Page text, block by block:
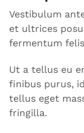
Vestibulum
et ultrices
fermentum
Ut a tellus eu
finibus purus,
tellus eget
fringilla.